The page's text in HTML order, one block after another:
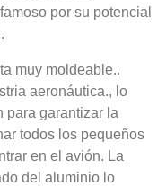
por su potencial
muy moldeable..
aeronáutica., lo
para garantizar la
todos los pequeños
en el avión. La
del aluminio lo